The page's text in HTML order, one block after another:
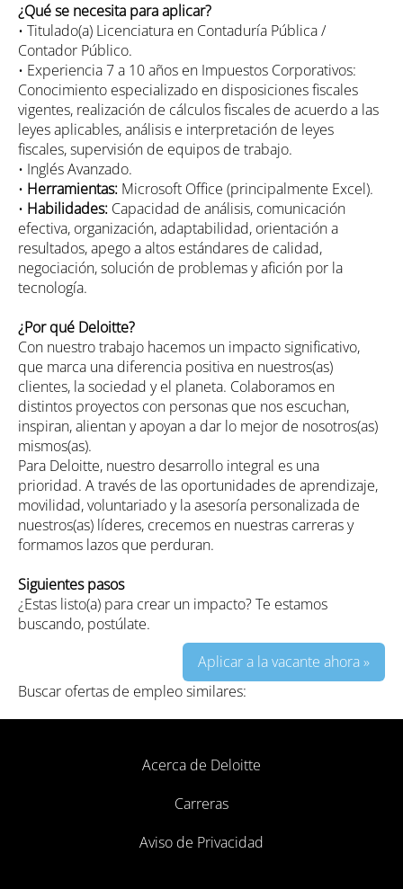
¿Qué se necesita para aplicar?
• Titulado(a) Licenciatura en Contaduría Pública /
Contador Público.
• Experiencia 7 a 10 años en Impuestos Corporativos:
Conocimiento especializado en disposiciones fiscales
vigentes, realización de cálculos fiscales de acuerdo a las
leyes aplicables, análisis e interpretación de leyes
fiscales, supervisión de equipos de trabajo.
• Inglés Avanzado.
• Herramientas: Microsoft Office (principalmente Excel).
• Habilidades: Capacidad de análisis, comunicación
efectiva, organización, adaptabilidad, orientación a
resultados, apego a altos estándares de calidad,
negociación, solución de problemas y afición por la
tecnología.
¿Por qué Deloitte?
Con nuestro trabajo hacemos un impacto significativo,
que marca una diferencia positiva en nuestros(as)
clientes, la sociedad y el planeta. Colaboramos en
distintos proyectos con personas que nos escuchan,
inspiran, alientan y apoyan a dar lo mejor de nosotros(as)
mismos(as).
Para Deloitte, nuestro desarrollo integral es una
prioridad. A través de las oportunidades de aprendizaje,
movilidad, voluntariado y la asesoría personalizada de
nuestros(as) líderes, crecemos en nuestras carreras y
formamos lazos que perduran.
Siguientes pasos
¿Estas listo(a) para crear un impacto? Te estamos
buscando, postúlate.
Aplicar a la vacante ahora »
Buscar ofertas de empleo similares:
Acerca de Deloitte
Carreras
Aviso de Privacidad